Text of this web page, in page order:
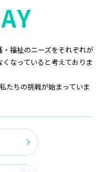
福祉のニーズをそれぞれが
なっていると考えておりま
たちの挑戦が始まっていま